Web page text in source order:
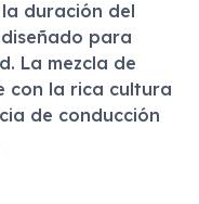
duración del
para
La mezcla de
con la rica cultura
de conducción